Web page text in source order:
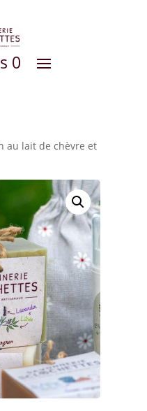
0
au lait de chèvre et